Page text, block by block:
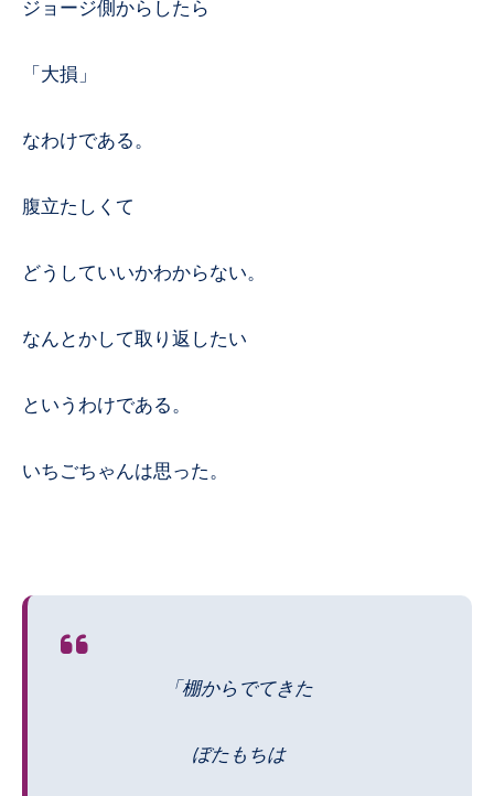
ジョージ側からしたら
「大損」
なわけである。
腹立たしくて
どうしていいかわからない。
なんとかして取り返したい
というわけである。
いちごちゃんは思った。
「棚からでてきた
ぼたもちは